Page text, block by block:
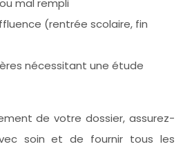
(rentrée scolaire, fin
nécessitant une étude
de votre dossier, assurez-
soin et de fournir tous les